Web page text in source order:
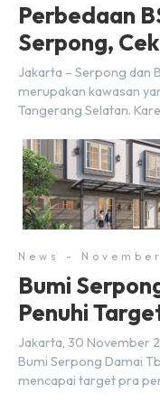
Perbedaan
Serpong,
Jakarta – Serpong dan
merupakan kawasan
Tangerang Selatan.
kita yang mengira
yang sama. Padahal
Sebab Serpong dan
berbeda. Berikut
News -
Bumi
Penuhi
Tahun 2023
Jakarta, 30 November
Bumi Serpong Damai
mencapai target pra